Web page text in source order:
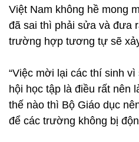
Việt Nam không hề mong
đã sai thì phải sửa và đưa
trường hợp tương tự sẽ
“Việc mời lại các thí sinh
hội học tập là điều rất nên
thế nào thì Bộ Giáo dục
để các trường không bị